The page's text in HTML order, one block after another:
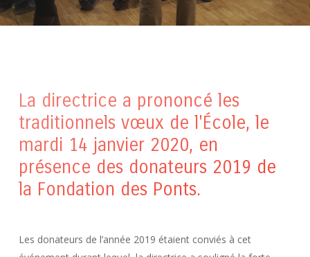
La directrice a prononcé les
traditionnels vœux de l'École, le
mardi 14 janvier 2020, en
présence des donateurs 2019 de
la Fondation des Ponts.
Les donateurs de l’année 2019 étaient conviés à cet